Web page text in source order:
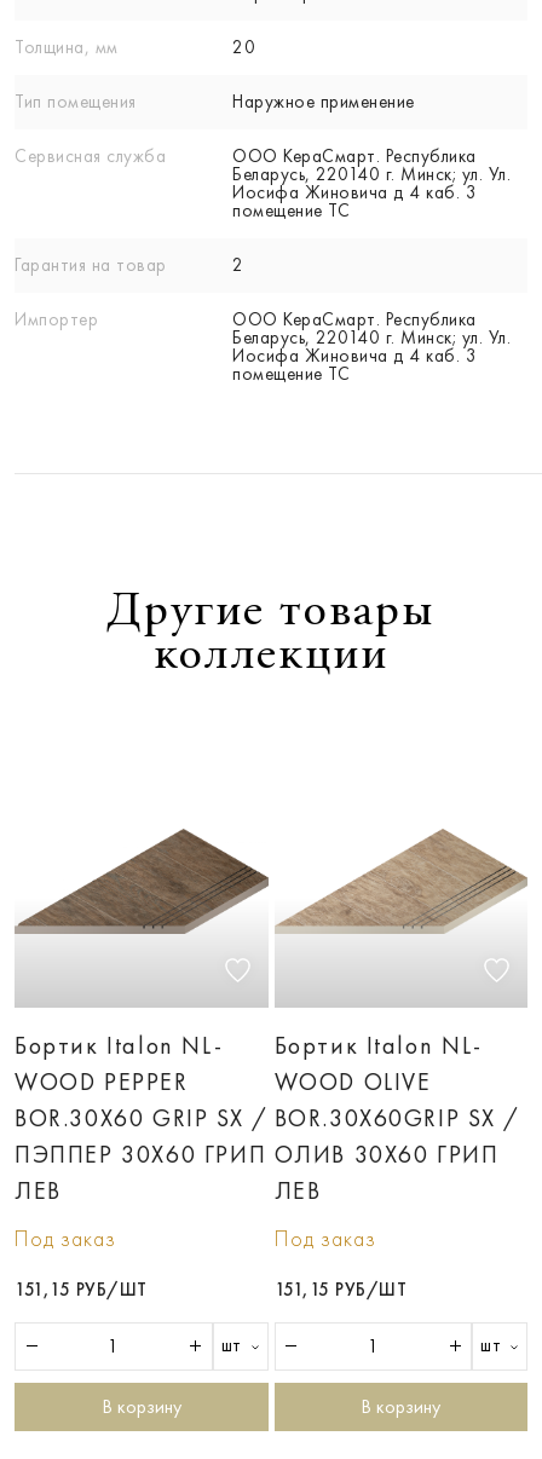
Толщина, мм 20
Тип помещения Наружное применение
Сервисная служба
ООО КераСмарт. Республика
Беларусь, 220140 г. Минск; ул. Ул.
Иосифа Жиновича д 4 каб. 3
помещение ТС
Гарантия на товар 2
Импортер
ООО КераСмарт. Республика
Беларусь, 220140 г. Минск; ул. Ул.
Иосифа Жиновича д 4 каб. 3
помещение ТС
Другие товары
коллекции
Бортик Italon NL-
WOOD PEPPER
BOR.30X60 GRIP SX /
ПЭППЕР 30X60 ГРИП
ЛЕВ
Под заказ
151,15 РУБ/ШТ
шт
В корзину
Бортик Italon NL-
WOOD OLIVE
BOR.30X60GRIP SX /
ОЛИВ 30X60 ГРИП
ЛЕВ
Под заказ
151,15 РУБ/ШТ
шт
В корзину